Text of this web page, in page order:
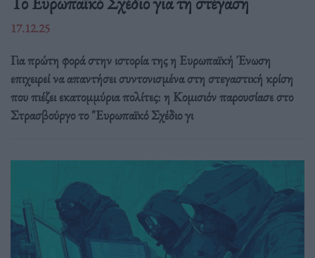
17.12.25
Για πρώτη φορά στην ιστορία της η Ευρωπαϊκή Ένωση
επιχειρεί να απαντήσει συντονισμένα στη στεγαστική κρίση
που πιέζει εκατομμύρια πολίτες: η Κομισιόν παρουσίασε στο
Στρασβούργο το "Ευρωπαϊκό Σχέδιο γι